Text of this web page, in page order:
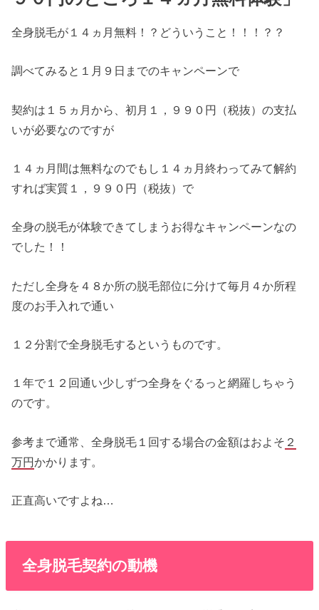
全身脱毛が１４ヵ月無料！？どういうこと！！！？？
調べてみると１月９日までのキャンペーンで
契約は１５ヵ月から、初月１，９９０円（税抜）の支払
いが必要なのですが
１４ヵ月間は無料なのでもし１４ヵ月終わってみて解約
すれば実質１，９９０円（税抜）で
全身の脱毛が体験できてしまうお得なキャンペーンなの
でした！！
ただし全身を４８か所の脱毛部位に分けて毎月４か所程
度のお手入れで通い
１２分割で全身脱毛するというものです。
１年で１２回通い少しずつ全身をぐるっと網羅しちゃう
のです。
参考まで通常、全身脱毛１回する場合の金額はおよそ ２
万円かかります。
正直高いですよね…
全身脱毛契約の動機